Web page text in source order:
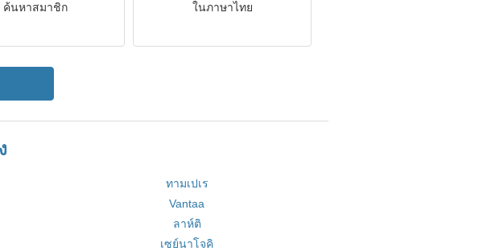
ค้นหาสมาชิก ในภาษาไทย
ทามเปเร
Vantaa
ลาห์ติ
เซย์นาโจคิ